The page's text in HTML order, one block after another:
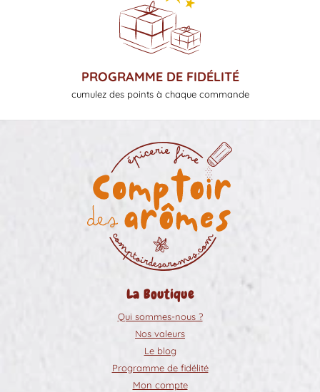
PROGRAMME DE FIDÉLITÉ
cumulez des points à chaque commande
La Boutique
Qui sommes-nous ?
Nos valeurs
Le blog
Programme de fidélité
Mon compte